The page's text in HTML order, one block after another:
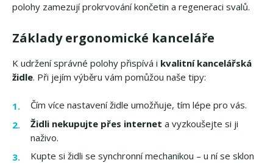
polohy zamezují prokrvování končetin a regeneraci svalů.
Základy ergonomické kanceláře
K udržení správné polohy přispívá i kvalitní kancelářská
židle. Při jejím výběru vám pomůžou naše tipy:
Čím více nastavení židle umožňuje, tím lépe pro vás.
Židli nekupujte přes internet a vyzkoušejte si ji
naživo.
Kupte si židli se synchronní mechanikou – u ní se sklon